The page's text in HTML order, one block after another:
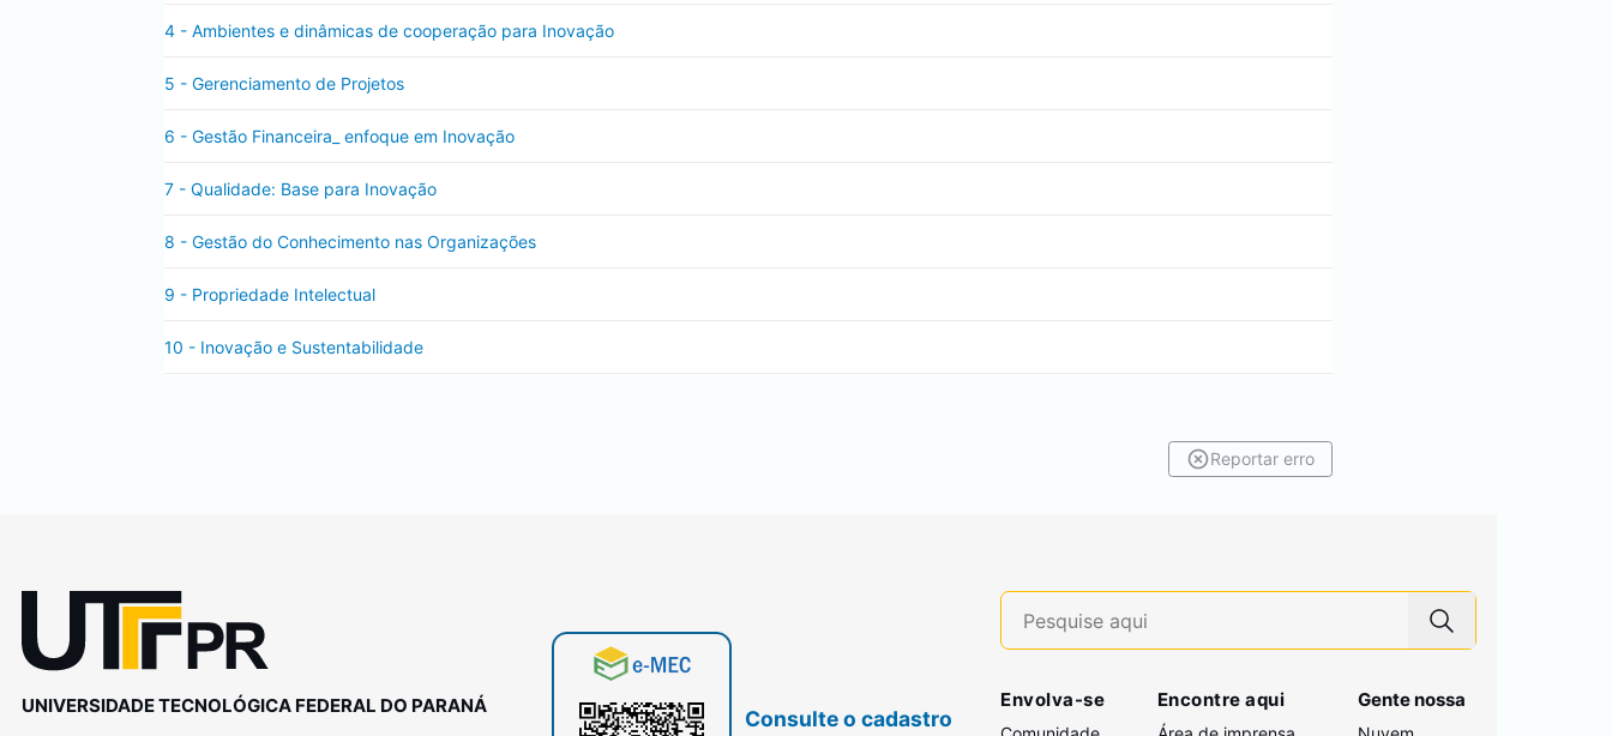
4 - Ambientes e dinâmicas de cooperação para Inovação
5 - Gerenciamento de Projetos
6 - Gestão Financeira_ enfoque em Inovação
7 - Qualidade: Base para Inovação
8 - Gestão do Conhecimento nas Organizações
9 - Propriedade Intelectual
10 - Inovação e Sustentabilidade
Reportar erro
UNIVERSIDADE TECNOLÓGICA FEDERAL DO PARANÁ
Consulte o cadastro
Envolva-se Encontre aqui Gente nossa